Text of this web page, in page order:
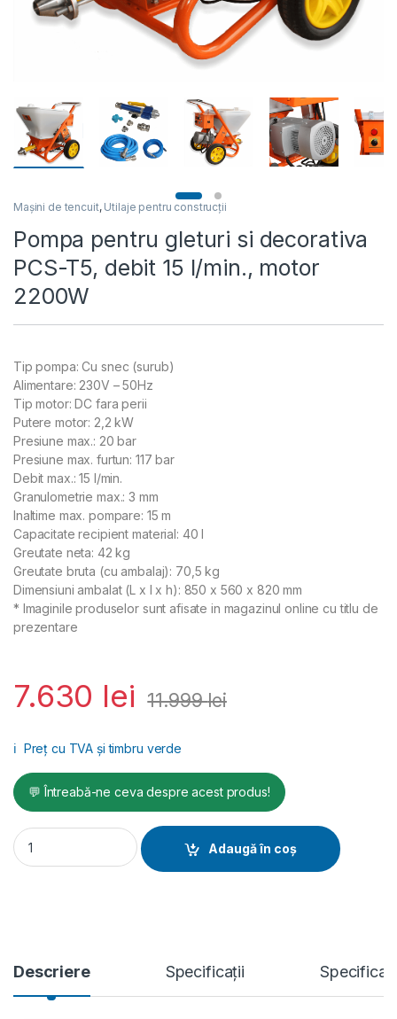
Mașini de tencuit, Utilaje pentru construcții
Pompa pentru gleturi si decorativa
PCS-T5, debit 15 l/min., motor
2200W
Tip pompa: Cu snec (surub)
Alimentare: 230V – 50Hz
Tip motor: DC fara perii
Putere motor: 2,2 kW
Presiune max.: 20 bar
Presiune max. furtun: 117 bar
Debit max.: 15 l/min.
Granulometrie max.: 3 mm
Inaltime max. pompare: 15 m
Capacitate recipient material: 40 l
Greutate neta: 42 kg
Greutate bruta (cu ambalaj): 70,5 kg
Dimensiuni ambalat (L x l x h): 850 x 560 x 820 mm
* Imaginile produselor sunt afisate in magazinul online cu titlu de
prezentare
7.630 lei 11.999lei
ℹ️ Preț cu TVA și timbru verde
💬 Întreabă-ne ceva despre acest produs!
Pompa pentru gleturi si decorativa PCS-T5, debit 15 l/min.,
Adaugă în coș
Descriere Specificații